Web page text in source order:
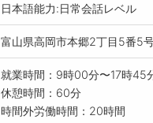
※変更範囲:会社の定める業務
有
日本語能力:日常会話レベル
富山県高岡市本郷2丁目5番5
就業時間：9時00分〜17時45
休憩時間：60分
時間外労働時間：20時間